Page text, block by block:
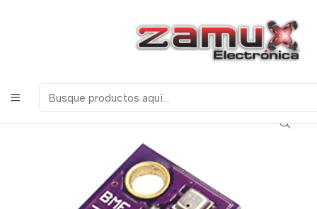
ELECTRONICOS, ROBOTICA & TECNOLOGIA
Productos Arduino
Sensores
SENSOR DE PRESION BMP280